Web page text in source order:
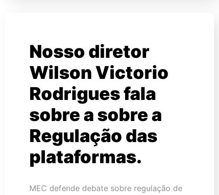
Nosso diretor
Wilson Victorio
Rodrigues fala
sobre a sobre a
Regulação das
plataformas.
MEC defende debate sobre regulação de